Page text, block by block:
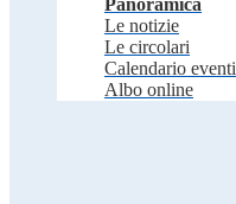
Panoramica
Le notizie
Le circolari
Calendario eventi
Albo online